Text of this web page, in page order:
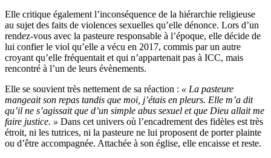
Elle critique également l’inconséquence de la hiérarchie religieuse
au sujet des faits de violences sexuelles qu’elle dénonce. Lors d’un
rendez-vous avec la pasteure responsable à l’époque, elle décide de
lui confier le viol qu’elle a vécu en 2017, commis par un autre
croyant qu’elle fréquentait et qui n’appartenait pas à ICC, mais
rencontré à l’un de leurs évènements.
Elle se souvient très nettement de sa réaction : « La pasteure
mangeait son repas tandis que moi, j’étais en pleurs. Elle m’a dit
qu’il ne s’agissait que d’un simple abus sexuel et que Dieu allait me
faire justice. » Dans cet univers où l’encadrement des fidèles est très
étroit, ni les tutrices, ni la pasteure ne lui proposent de porter plainte
ou d’être accompagnée. Attachée à son église, elle encaisse et reste.